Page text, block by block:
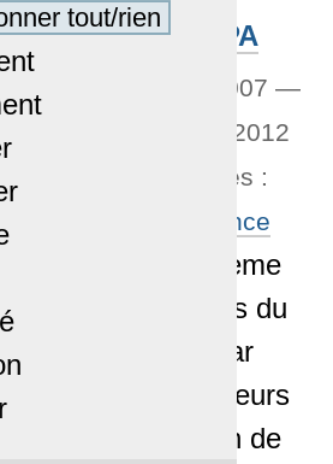
tout/rien
April à l'UPPA
10/03/2007—
modification
26/06/2012
— Mots-clés associés :
Conférence
sur le thème
économiques du
a été proposée par
(Union des Ingénieurs
du Bassin de